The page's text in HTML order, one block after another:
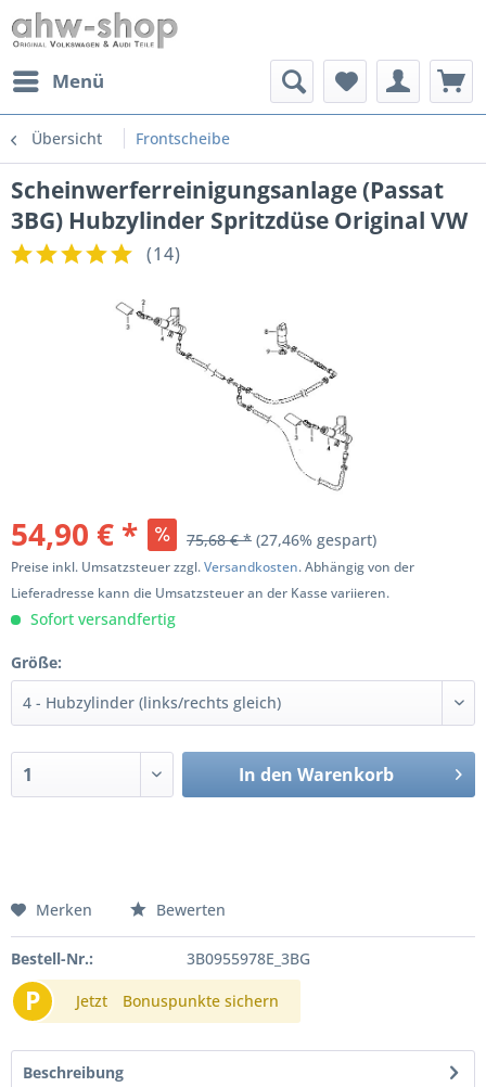
Menü
Übersicht Frontscheibe
Scheinwerferreinigungsanlage (Passat
3BG) Hubzylinder Spritzdüse Original VW
(14)
54,90 € * 75,68 € * (27,46% gespart)
Preise inkl. Umsatzsteuer zzgl.Versandkosten. Abhängig von der
Lieferadresse kann die Umsatzsteuer an der Kasse variieren.
Sofort versandfertig
Größe:
In den Warenkorb
Merken Bewerten
Bestell-Nr.: 3B0955978E_3BG
P Jetzt Bonuspunkte sichern
Beschreibung